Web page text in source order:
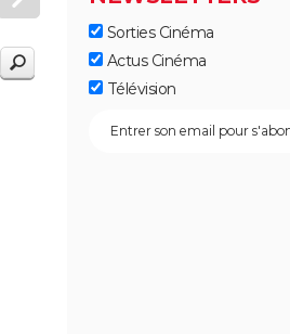
Sorties Cinéma
Actus Cinéma
Télévision